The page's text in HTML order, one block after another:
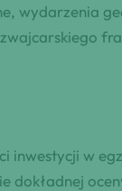
wydarzenia
inwestycji w
dokładnej